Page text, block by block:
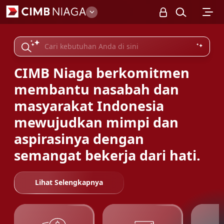
Personal
CIMB Niaga berkomitmen
membantu nasabah dan
masyarakat Indonesia
mewujudkan mimpi dan
aspirasinya dengan
semangat bekerja dari hati.
Lihat Selengkapnya